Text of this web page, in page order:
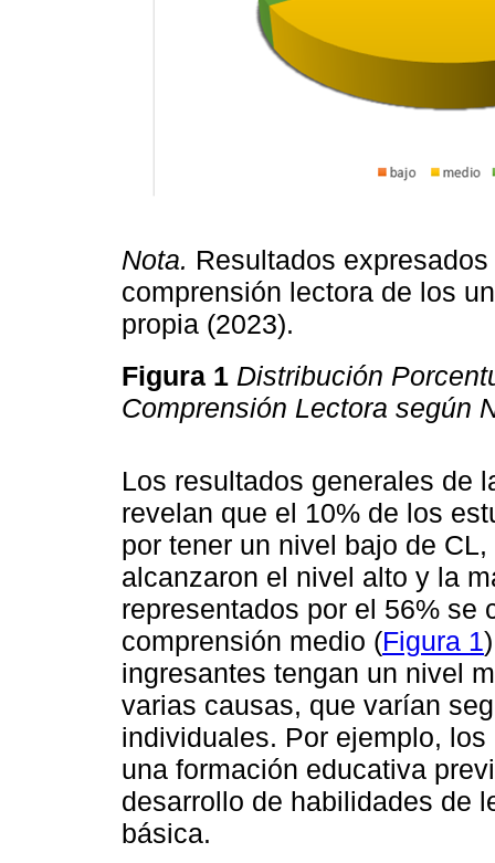
Nota. Resultados
comprensión lectora de los
propia (2023).
Figura 1 Distribución
Comprensión Lectora según
Los resultados generales de
revelan que el 10% de los
por tener un nivel bajo de
alcanzaron el nivel alto y la
representados por el 56% se
comprensión medio (Figura 1
ingresantes tengan un nivel
varias causas, que varían
individuales. Por ejemplo,
una formación educativa
desarrollo de habilidades de
básica.